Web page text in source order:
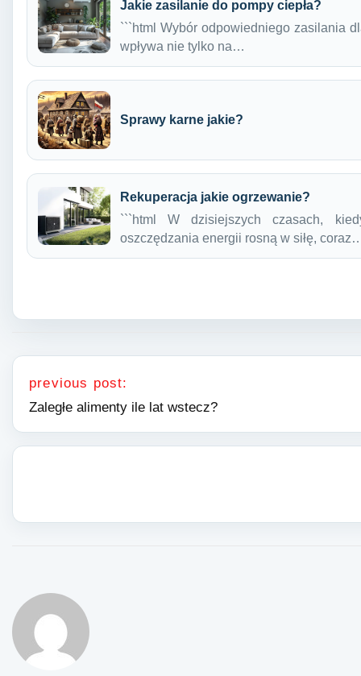
Jakie zasilanie do pompy ciepła?
```html Wybór odpowiedniego zasilania
wpływa nie tylko na…
Sprawy karne jakie?
Rekuperacja jakie ogrzewanie?
```html W dzisiejszych czasach,
oszczędzania energii rosną w siłę,
Nawigacja wpisu
previous post:
Zaległe alimenty ile lat wstecz?